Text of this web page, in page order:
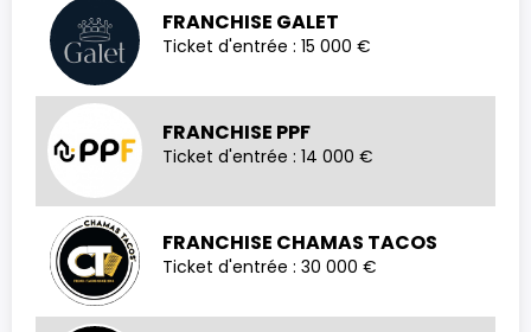
FRANCHISE GALET
Ticket d'entrée : 15 000 €
FRANCHISE PPF
Ticket d'entrée : 14 000 €
FRANCHISE CHAMAS TACOS
Ticket d'entrée : 30 000 €